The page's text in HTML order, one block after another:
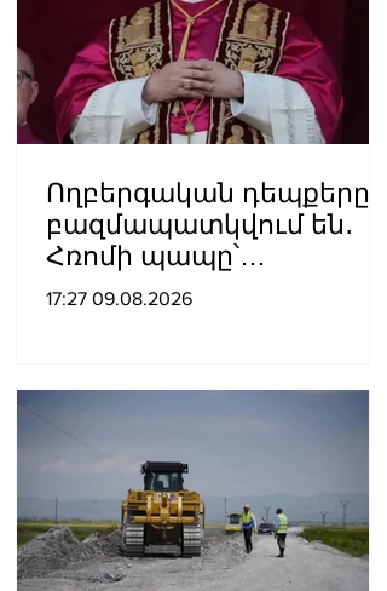
Ողբերգական դեպքերը
բազմապատկվում են․
Հռոմի պապը՝
Ուկրաինայի
17:27 09.08.2026